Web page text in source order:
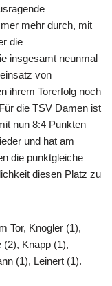
mehr durch, mit
die
insgesamt neunmal
von
ihrem Torerfolg noch
die TSV Damen ist
nun 8:4 Punkten
und hat am
die punktgleiche
diesen Platz zu
Tor, Knogler (1),
Knapp (1),
(1), Leinert (1).